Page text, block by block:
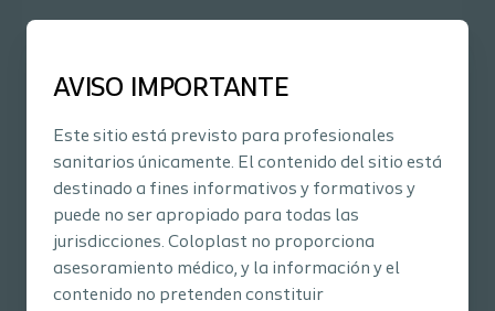
AVISO IMPORTANTE
Este sitio está previsto para profesionales
sanitarios únicamente. El contenido del sitio está
destinado a fines informativos y formativos y
puede no ser apropiado para todas las
jurisdicciones. Coloplast no proporciona
asesoramiento médico, y la información y el
contenido no pretenden constituir
¿Con qué frecuencia debo realizar las
¿Qué hora del día es la mejor para irrigarse?
¿Qué debo hacer si tengo una fuga entre
¿Dónde puedo conseguir Peristeen® Plus?
¿Puedo viajar con el equipo de irrigación?
¿Dónde puedo conseguir Peristeen® Light?